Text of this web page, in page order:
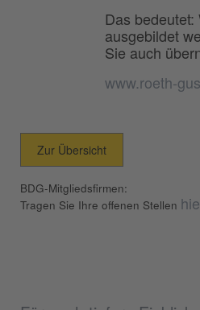
Das
ausgebildet
Sie auch
www.roeth-
Zur Übersicht
BDG-Mitgliedsfirmen:
Tragen Sie Ihre offenen Stellen